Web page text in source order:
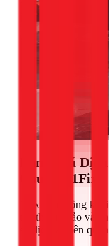
Bảng Giá
Cầu Tại 1Fix
1Fix luôn công khai
thể tham khảo và
số dịch vụ liên